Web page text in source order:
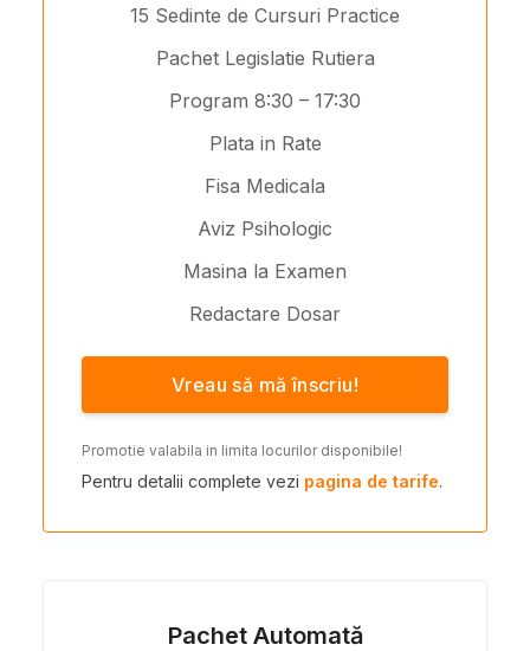
15 Sedinte de Cursuri Practice
Pachet Legislatie Rutiera
Program 8:30 – 17:30
Plata in Rate
Fisa Medicala
Aviz Psihologic
Masina la Examen
Redactare Dosar
Vreau să mă înscriu!
Promotie valabila in limita locurilor disponibile!
Pentru detalii complete vezi pagina de tarife.
Pachet Automată